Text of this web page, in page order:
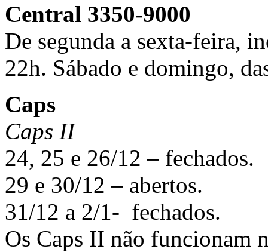
Central 3350-9000
De segunda a sexta-feira,
22h. Sábado e domingo,
Caps
Caps II
24, 25 e 26/12 – fechados.
29 e 30/12 – abertos.
31/12 a 2/1- fechados.
Os Caps II não funcionam